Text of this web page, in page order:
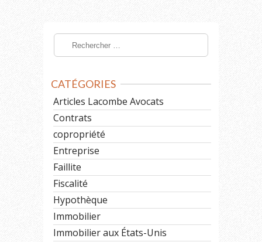
CATÉGORIES
Articles Lacombe Avocats
Contrats
copropriété
Entreprise
Faillite
Fiscalité
Hypothèque
Immobilier
Immobilier aux États-Unis